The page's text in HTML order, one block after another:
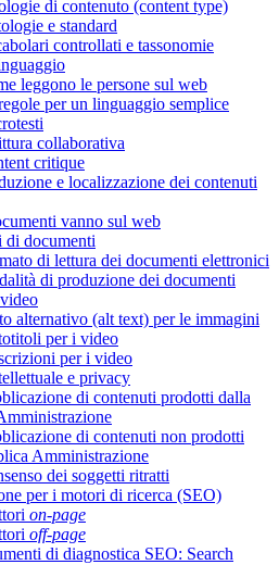
di contenuto (content type)
e standard
controllati e tassonomie
leggono le persone sul web
per un linguaggio semplice
collaborativa
critique
e localizzazione dei contenuti
vanno sul web
di documenti
di lettura dei documenti elettronici
di produzione dei documenti
alternativo (alt text) per le immagini
per i video
per i video
e privacy
di contenuti prodotti dalla
di contenuti non prodotti
Amministrazione
dei soggetti ritratti
per i motori di ricerca (SEO)
on-page
off-page
di diagnostica SEO: Search